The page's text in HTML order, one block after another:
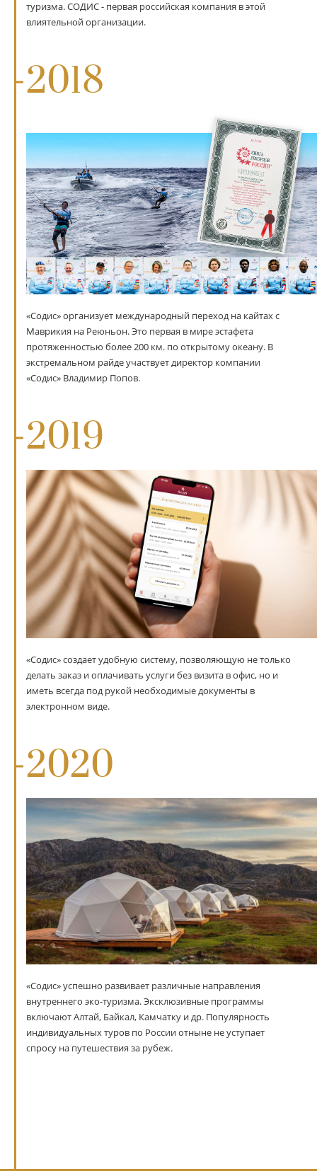
туризма. СОДИС - первая российская компания в этой
влиятельной организации.
2018
«Содис» организует международный переход на кайтах с
Маврикия на Реюньон. Это первая в мире эстафета
протяженностью более 200 км. по открытому океану. В
экстремальном райде участвует директор компании
«Содис» Владимир Попов.
2019
«Содис» создает удобную систему, позволяющую не только
делать заказ и оплачивать услуги без визита в офис, но и
иметь всегда под рукой необходимые документы в
электронном виде.
2020
«Содис» успешно развивает различные направления
внутреннего эко-туризма. Эксклюзивные программы
включают Алтай, Байкал, Камчатку и др. Популярность
индивидуальных туров по России отныне не уступает
спросу на путешествия за рубеж.